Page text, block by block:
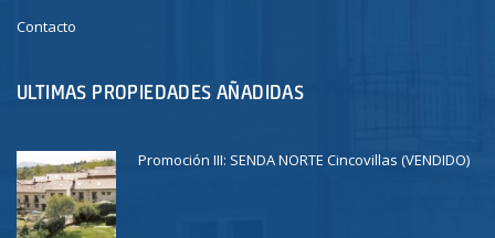
Contacto
ULTIMAS PROPIEDADES AÑADIDAS
Promoción III: SENDA NORTE Cincovillas (VENDIDO)